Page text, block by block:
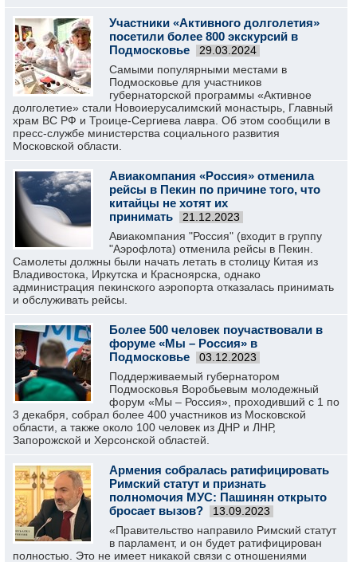
Участники «Активного долголетия»
посетили более 800 экскурсий в
Подмосковье
29.03.2024
Самыми популярными местами в
Подмосковье для участников
губернаторской программы «Активное
долголетие» стали Новоиерусалимский монастырь, Главный
храм ВС РФ и Троице-Сергиева лавра. Об этом сообщили в
пресс-службе министерства социального развития
Московской области.
Авиакомпания «Россия» отменила
рейсы в Пекин по причине того, что
китайцы не хотят их
принимать
21.12.2023
Авиакомпания "Россия" (входит в группу
"Аэрофлота) отменила рейсы в Пекин.
Самолеты должны были начать летать в столицу Китая из
Владивостока, Иркутска и Красноярска, однако
администрация пекинского аэропорта отказалась принимать
и обслуживать рейсы.
Более 500 человек поучаствовали в
форуме «Мы – Россия» в
Подмосковье
03.12.2023
Поддерживаемый губернатором
Подмосковья Воробьевым молодежный
форум «Мы – Россия», проходивший с 1 по
3 декабря, собрал более 400 участников из Московской
области, а также около 100 человек из ДНР и ЛНР,
Запорожской и Херсонской областей.
Армения собралась ратифицировать
Римский статут и признать
полномочия МУС: Пашинян открыто
бросает вызов?
13.09.2023
«Правительство направило Римский статут
в парламент, и он будет ратифицирован
полностью. Это не имеет никакой связи с отношениями